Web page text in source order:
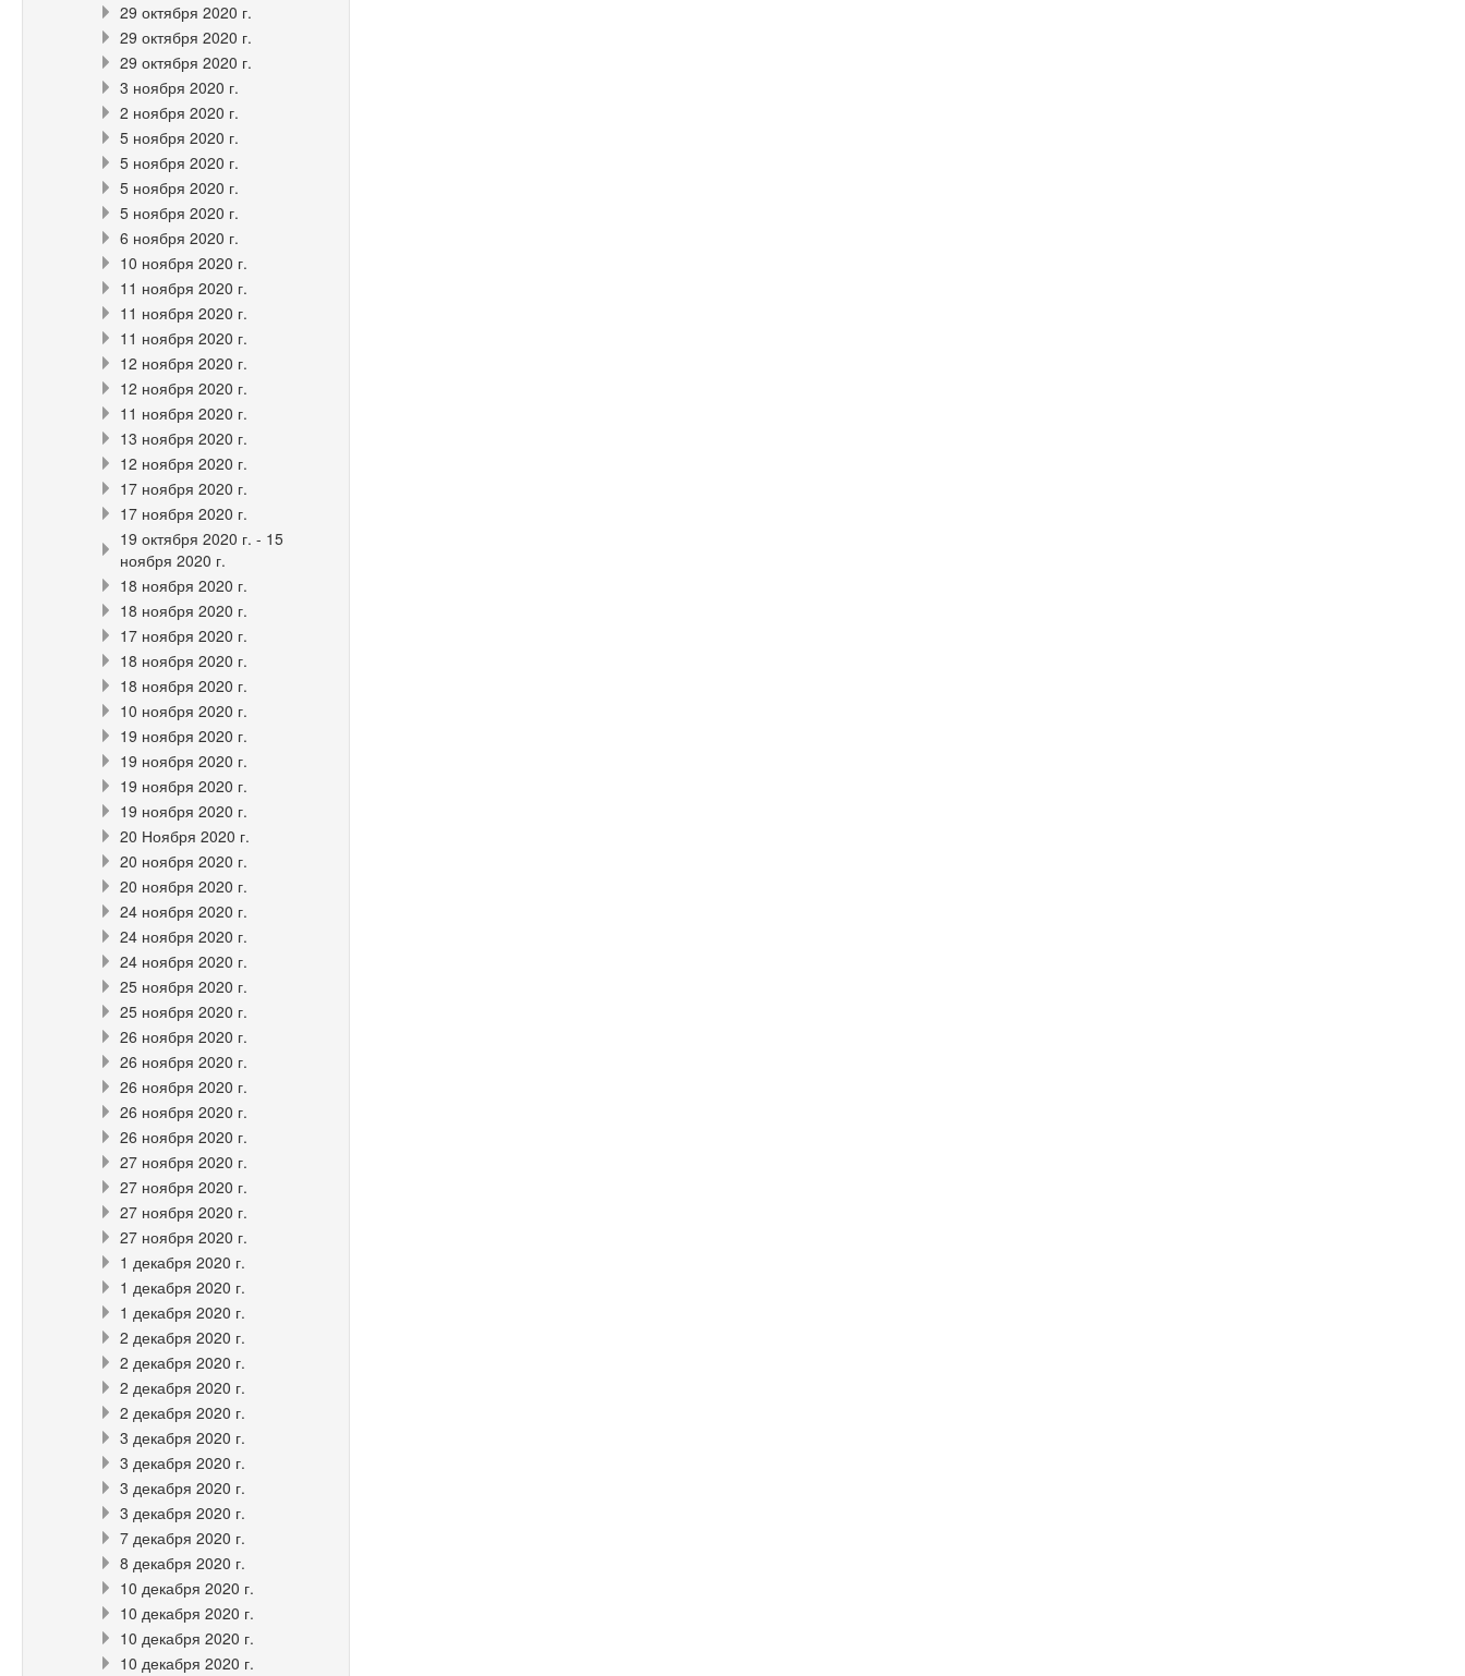
29 октября 2020 г.
29 октября 2020 г.
29 октября 2020 г.
3 ноября 2020 г.
2 ноября 2020 г.
5 ноября 2020 г.
5 ноября 2020 г.
5 ноября 2020 г.
5 ноября 2020 г.
6 ноября 2020 г.
10 ноября 2020 г.
11 ноября 2020 г.
11 ноября 2020 г.
11 ноября 2020 г.
12 ноября 2020 г.
12 ноября 2020 г.
11 ноября 2020 г.
13 ноября 2020 г.
12 ноября 2020 г.
17 ноября 2020 г.
17 ноября 2020 г.
19 октября 2020 г. - 15
ноября 2020 г.
18 ноября 2020 г.
18 ноября 2020 г.
17 ноября 2020 г.
18 ноября 2020 г.
18 ноября 2020 г.
10 ноября 2020 г.
19 ноября 2020 г.
19 ноября 2020 г.
19 ноября 2020 г.
19 ноября 2020 г.
20 Ноября 2020 г.
20 ноября 2020 г.
20 ноября 2020 г.
24 ноября 2020 г.
24 ноября 2020 г.
24 ноября 2020 г.
25 ноября 2020 г.
25 ноября 2020 г.
26 ноября 2020 г.
26 ноября 2020 г.
26 ноября 2020 г.
26 ноября 2020 г.
26 ноября 2020 г.
27 ноября 2020 г.
27 ноября 2020 г.
27 ноября 2020 г.
27 ноября 2020 г.
1 декабря 2020 г.
1 декабря 2020 г.
1 декабря 2020 г.
2 декабря 2020 г.
2 декабря 2020 г.
2 декабря 2020 г.
2 декабря 2020 г.
3 декабря 2020 г.
3 декабря 2020 г.
3 декабря 2020 г.
3 декабря 2020 г.
7 декабря 2020 г.
8 декабря 2020 г.
10 декабря 2020 г.
10 декабря 2020 г.
10 декабря 2020 г.
10 декабря 2020 г.